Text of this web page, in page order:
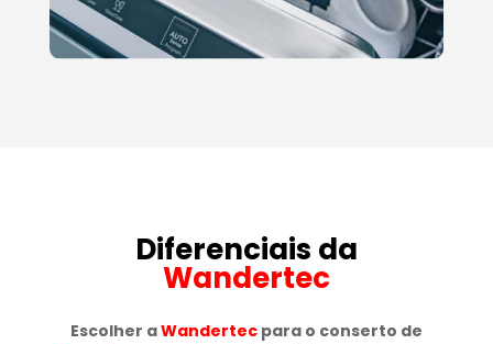
Diferenciais da
Wandertec
Escolher aWandertecpara o conserto de